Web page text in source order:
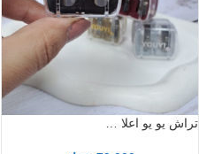
تراش یو یو اعلا …